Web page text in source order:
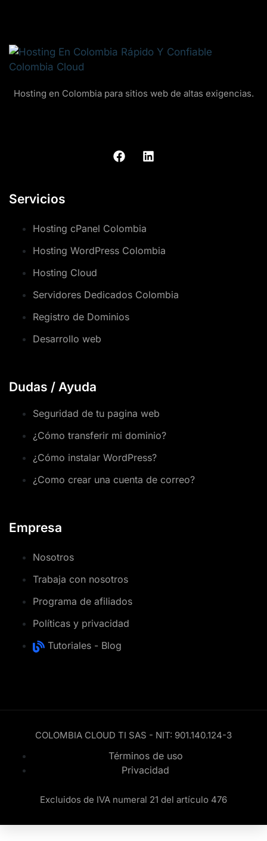
Hosting en Colombia para sitios web de altas exigencias.
Servicios
Hosting cPanel Colombia
Hosting WordPress Colombia
Hosting Cloud
Servidores Dedicados Colombia
Registro de Dominios
Desarrollo web
Dudas / Ayuda
Seguridad de tu pagina web
¿Cómo transferir mi dominio?
¿Cómo instalar WordPress?
¿Como crear una cuenta de correo?
Empresa
Nosotros
Trabaja con nosotros
Programa de afiliados
Políticas y privacidad
Tutoriales - Blog
COLOMBIA CLOUD TI SAS - NIT: 901.140.124-3
Términos de uso
Privacidad
Excluidos de IVA numeral 21 del artículo 476